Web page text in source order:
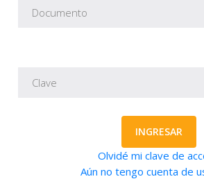
INGRESAR
Olvidé mi clave de
Aún no tengo cuenta de